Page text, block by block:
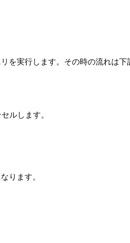
実行します。その時の流れは下
ルします。
ります。